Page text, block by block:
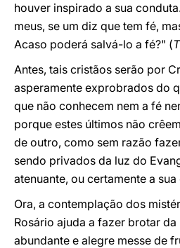
houver inspirado a sua
meus, se um diz que tem fé,
Acaso poderá salvá-lo a fé?" (
Antes, tais cristãos serão por
asperamente exprobrados do
que não conhecem nem a fé
porque estes últimos não
de outro, como sem razão
sendo privados da luz do
atenuante, ou certamente a
Ora, a contemplação dos
Rosário ajuda a fazer brotar da
abundante e alegre messe de